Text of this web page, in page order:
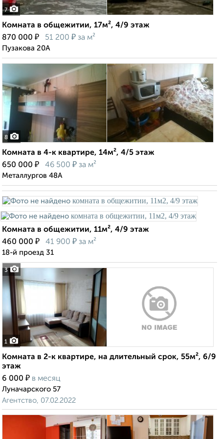
7
Комната в общежитии, 17м², 4/9 этаж
870 000 ₽ 51 200 ₽ за м²
Пузакова 20А
8
Комната в 4-к квартире, 14м², 4/5 этаж
650 000 ₽ 46 500 ₽ за м²
Металлургов 48А
3
Комната в общежитии, 11м², 4/9 этаж
460 000 ₽ 41 900 ₽ за м²
18-й проезд 31
1
Комната в 2-к квартире, на длительный срок, 55м², 6/9
этаж
6 000 ₽ в месяц
Луначарского 57
Агентство, 07.02.2022